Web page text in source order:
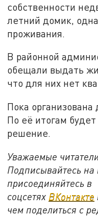
собственности
летний домик,
проживания.
В районной
обещали выдать
что для них нет
Пока
По её итогам
решение.
Уважаемые
Подписывайтесь
присоединяйтесь в
соцсетях ВКонтакте
чем поделиться с